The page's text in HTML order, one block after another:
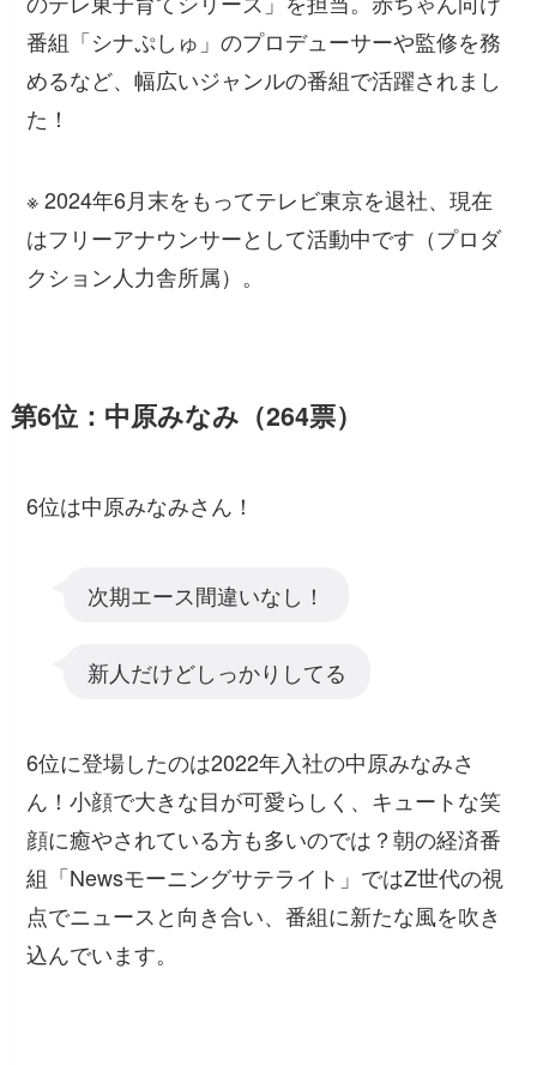
番組「シナぷしゅ」のプロデューサーや監修を務
めるなど、幅広いジャンルの番組で活躍されまし
た！
※ 2024年6月末をもってテレビ東京を退社、現在
はフリーアナウンサーとして活動中です（プロダ
クション人力舎所属）。
第6位：中原みなみ（264票）
6位は中原みなみさん！
次期エース間違いなし！
新人だけどしっかりしてる
6位に登場したのは2022年入社の中原みなみさ
ん！小顔で大きな目が可愛らしく、キュートな笑
顔に癒やされている方も多いのでは？朝の経済番
組「Newsモーニングサテライト」ではZ世代の視
点でニュースと向き合い、番組に新たな風を吹き
込んでいます。